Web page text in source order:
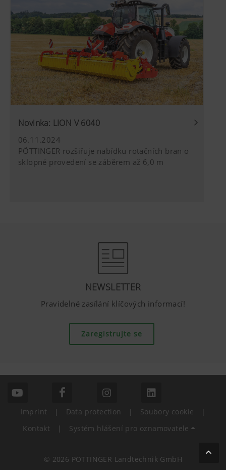
zpracované půdy. Kombinace se secími stroji
umožňuje ekonomicky uvažujícímu zemědělci
racionální objednávku. Společnost PÖTTINGER
nabízí vhodné řešení pro každý typ půdy a
každou velikost zemědělského provozu.
Novinka: LION V 6040
06.11.2024
PÖTTINGER rozšiřuje nabídku rotačních bran o
sklopné provedení se záběrem až 6,0 m
NEWSLETTER
Pravidelné zasílání klíčových informací!
Zaregistrujte se
Imprint | Data protection | Soubory cookie
|
Kontakt
| Systém hlášení pro oznamovatele
© 2026 PÖTTINGER Landtechnik GmbH